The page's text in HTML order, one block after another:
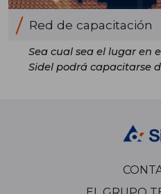
Red de capacitación
Sea cual sea el lugar en
Sidel podrá capacitarse